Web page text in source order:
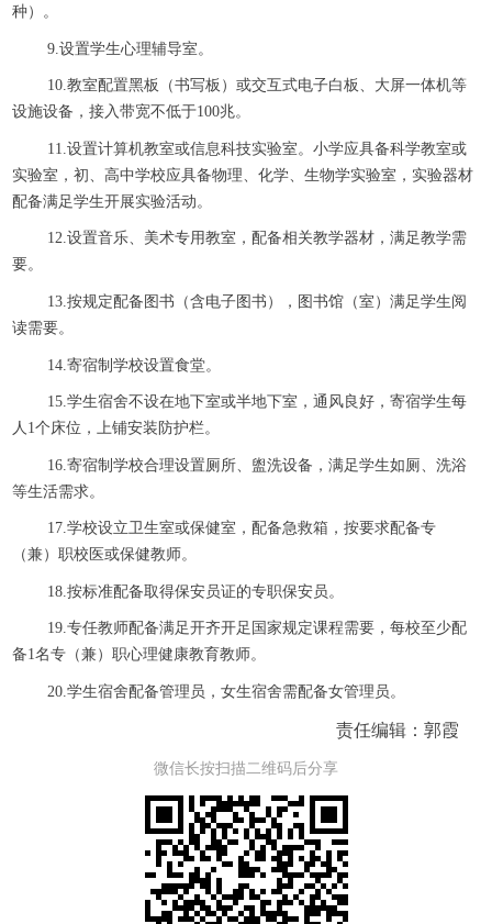
种）。
9.设置学生心理辅导室。
10.教室配置黑板（书写板）或交互式电子白板、大屏一体机等
设施设备，接入带宽不低于100兆。
11.设置计算机教室或信息科技实验室。小学应具备科学教室或
实验室，初、高中学校应具备物理、化学、生物学实验室，实验器材
配备满足学生开展实验活动。
12.设置音乐、美术专用教室，配备相关教学器材，满足教学需
要。
13.按规定配备图书（含电子图书），图书馆（室）满足学生阅
读需要。
14.寄宿制学校设置食堂。
15.学生宿舍不设在地下室或半地下室，通风良好，寄宿学生每
人1个床位，上铺安装防护栏。
16.寄宿制学校合理设置厕所、盥洗设备，满足学生如厕、洗浴
等生活需求。
17.学校设立卫生室或保健室，配备急救箱，按要求配备专
（兼）职校医或保健教师。
18.按标准配备取得保安员证的专职保安员。
19.专任教师配备满足开齐开足国家规定课程需要，每校至少配
备1名专（兼）职心理健康教育教师。
20.学生宿舍配备管理员，女生宿舍需配备女管理员。
责任编辑：郭霞
微信长按扫描二维码后分享